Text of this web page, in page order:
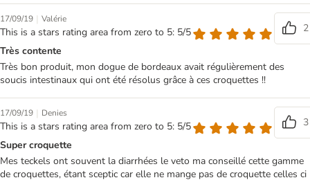
17/09/19 | Valérie
This is a stars rating area from zero to 5: 5/5
2
Très contente
Très bon produit, mon dogue de bordeaux avait régulièrement des
soucis intestinaux qui ont été résolus grâce à ces croquettes !!
17/09/19 | Denies
This is a stars rating area from zero to 5: 5/5
3
Super croquette
Mes teckels ont souvent la diarrhées le veto ma conseillé cette gamme
de croquettes, étant sceptic car elle ne mange pas de croquette celles ci